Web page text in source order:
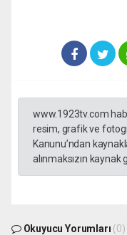
www.1923tv.com
resim, grafik ve
Kanunu’ndan
alınmaksızın
Okuyucu Yorumları (0)